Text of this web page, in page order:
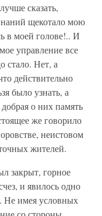
сказать,
щекотало мою
в моей голове!.. И
управление все
стало. Нет, а
действительно
было узнать, а
о них память
же говорило
неистовом
жителей.
закрыт, горное
и явилось одно
Не имея условных